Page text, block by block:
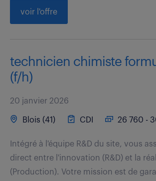
voir l'offre
technicien chimiste
(f/h)
20 janvier 2026
Blois (41) CDI 26 760 -
Intégré à l'équipe R&D du site, vous
direct entre l'innovation (R&D) et la
(Production). Votre mission est de